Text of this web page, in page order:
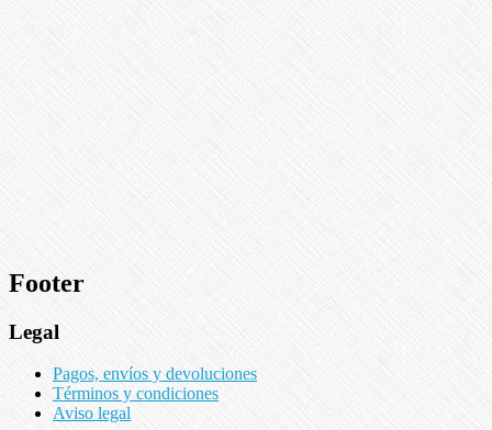
Footer
Legal
Pagos, envíos y devoluciones
Términos y condiciones
Aviso legal